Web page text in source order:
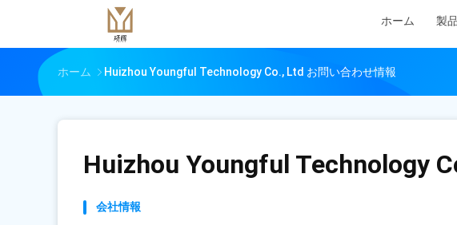
ホーム 製品
ホーム Huizhou Youngful Technology Co., Ltd お問い合わせ情報
Huizhou Youngful Technology
会社情報